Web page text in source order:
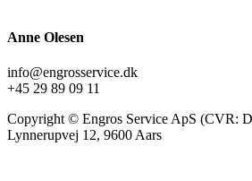
Anne Olesen
info@engrosservice.dk
+45 29 89 09 11
Copyright © Engros Service ApS (CVR:
Lynnerupvej 12, 9600 Aars